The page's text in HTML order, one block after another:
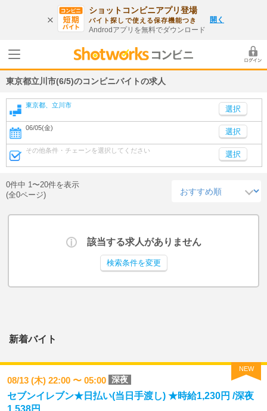
ショットコンビニアプリ登場
バイト探しで使える保存機能つき
Androdアプリを無料でダウンロード
開く
東京都立川市(6/5)のコンビニバイトの求人
東京都、立川市
06/05(金) 選択
その他条件・チェーンを選択してください 選択
0件中 1〜20件を表示
(全0ページ)
該当する求人がありません
検索条件を変更
新着バイト
NEW
08/13 (木) 22:00 〜 05:00 深夜
セブンイレブン★日払い(当日手渡し) ★時給1,230円 /深夜